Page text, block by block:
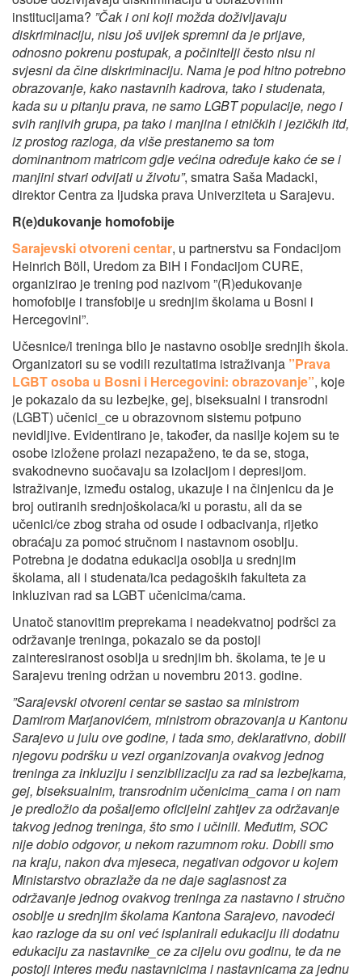
institucijama? ”Čak i oni koji možda doživljavaju
diskriminaciju, nisu još uvijek spremni da je prijave,
odnosno pokrenu postupak, a počinitelji često nisu ni
svjesni da čine diskriminaciju. Nama je pod hitno potrebno
obrazovanje, kako nastavnih kadrova, tako i studenata,
kada su u pitanju prava, ne samo LGBT populacije, nego i
svih ranjivih grupa, pa tako i manjina i etničkih i jezičkih itd,
iz prostog razloga, da više prestanemo sa tom
dominantnom matricom gdje većina određuje kako će se i
manjini stvari odvijati u životu”, smatra Saša Madacki,
direktor Centra za ljudska prava Univerziteta u Sarajevu.
R(e)dukovanje homofobije
Sarajevski otvoreni centar, u partnerstvu sa Fondacijom
Heinrich Böll, Uredom za BiH i Fondacijom CURE,
organizirao je trening pod nazivom ”(R)edukovanje
homofobije i transfobije u srednjim školama u Bosni i
Hercegovini”.
Učesnice/i treninga bilo je nastavno osoblje srednjih škola.
Organizatori su se vodili rezultatima istraživanja ”Prava
LGBT osoba u Bosni i Hercegovini: obrazovanje”, koje
je pokazalo da su lezbejke, gej, biseksualni i transrodni
(LGBT) učenici_ce u obrazovnom sistemu potpuno
nevidljive. Evidentirano je, također, da nasilje kojem su te
osobe izložene prolazi nezapaženo, te da se, stoga,
svakodnevno suočavaju sa izolacijom i depresijom.
Istraživanje, između ostalog, ukazuje i na činjenicu da je
broj outiranih srednjoškolaca/ki u porastu, ali da se
učenici/ce zbog straha od osude i odbacivanja, rijetko
obraćaju za pomoć stručnom i nastavnom osoblju.
Potrebna je dodatna edukacija osoblja u srednjim
školama, ali i studenata/ica pedagoških fakulteta za
inkluzivan rad sa LGBT učenicima/cama.
Unatoč stanovitim preprekama i neadekvatnoj podršci za
održavanje treninga, pokazalo se da postoji
zainteresiranost osoblja u srednjim bh. školama, te je u
Sarajevu trening održan u novembru 2013. godine.
”Sarajevski otvoreni centar se sastao sa ministrom
Damirom Marjanovićem, ministrom obrazovanja u Kantonu
Sarajevo u julu ove godine, i tada smo, deklarativno, dobili
njegovu podršku u vezi organizovanja ovakvog jednog
treninga za inkluziju i senzibilizaciju za rad sa lezbejkama,
gej, biseksualnim, transrodnim učenicima_cama i on nam
je predložio da pošaljemo oficijelni zahtjev za održavanje
takvog jednog treninga, što smo i učinili. Međutim, SOC
nije dobio odgovor, u nekom razumnom roku. Dobili smo
na kraju, nakon dva mjeseca, negativan odgovor u kojem
Ministarstvo obrazlaže da ne daje saglasnost za
održavanje jednog ovakvog treninga za nastavno i stručno
osoblje u srednjim školama Kantona Sarajevo, navodeći
kao razloge da su oni već isplanirali edukaciju ili dodatnu
edukaciju za nastavnike_ce za cijelu ovu godinu, te da ne
postoji interes među nastavnicima i nastavnicama za jednu